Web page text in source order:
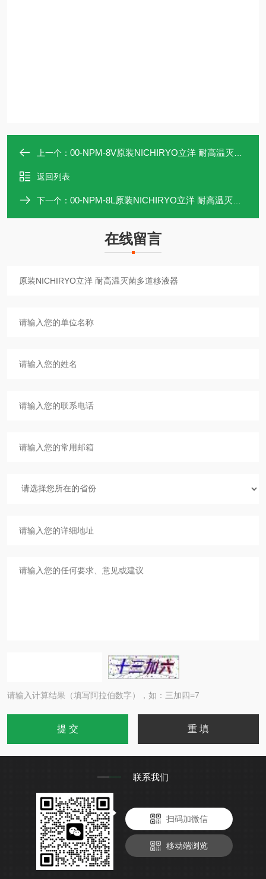
上一个： 00-NPM-8V原装NICHIRYO立洋 耐高温灭菌多道移液器
返回列表
下一个： 00-NPM-8L原装NICHIRYO立洋 耐高温灭菌多道移液器
在线留言
请输入计算结果（填写阿拉伯数字），如：三加四=7
联系我们
扫码加微信
移动端浏览